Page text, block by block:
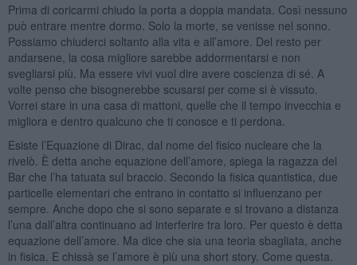
Prima di coricarmi chiudo la porta a doppia mandata. Così nessuno
può entrare mentre dormo. Solo la morte, se venisse nel sonno.
Possiamo chiuderci soltanto alla vita e all’amore. Del resto per
andarsene, la cosa migliore sarebbe addormentarsi e non
svegliarsi più. Ma essere vivi vuol dire avere coscienza di sé. A
volte penso che bisognerebbe scusarsi per come si è vissuto.
Vorrei stare in una casa di mattoni, quelle che il tempo invecchia e
migliora e dentro qualcuno che ti conosce e ti perdona.
Esiste l’Equazione di Dirac, dal nome del fisico nucleare che la
rivelò. È detta anche equazione dell’amore, spiega la ragazza del
Bar che l’ha tatuata sul braccio. Secondo la fisica quantistica, due
particelle elementari che entrano in contatto si influenzano per
sempre. Anche dopo che si sono separate e si trovano a distanza
l’una dall’altra continuano ad interferire tra loro. Per questo è detta
equazione dell’amore. Ma dice che sia una teoria sbagliata, anche
in fisica. E chissà se l’amore è più una short story. Come questa.